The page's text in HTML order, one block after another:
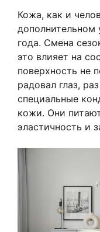
Кожа, как и
дополнительном
года. Смена
это влияет на
поверхность не
радовал глаз,
специальные
кожи. Они
эластичность и